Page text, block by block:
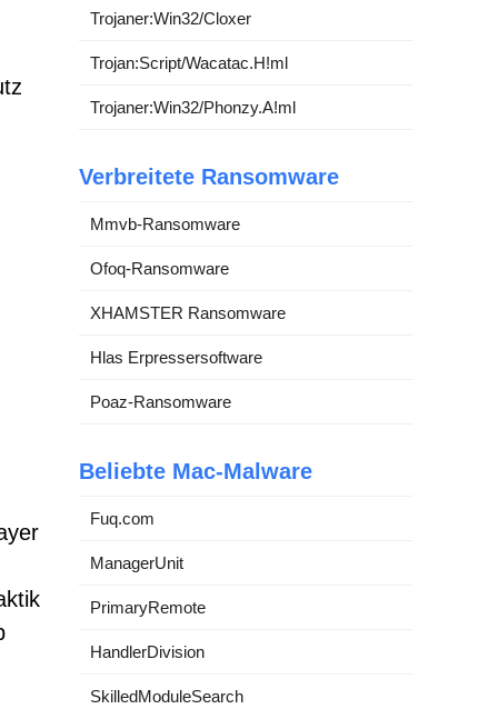
Trojaner:Win32/Cloxer
Trojan:Script/Wacatac.H!ml
Trojaner:Win32/Phonzy.A!ml
Verbreitete Ransomware
Mmvb-Ransomware
Ofoq-Ransomware
XHAMSTER Ransomware
Hlas Erpressersoftware
Poaz-Ransomware
Beliebte Mac-Malware
Fuq.com
ManagerUnit
PrimaryRemote
HandlerDivision
SkilledModuleSearch